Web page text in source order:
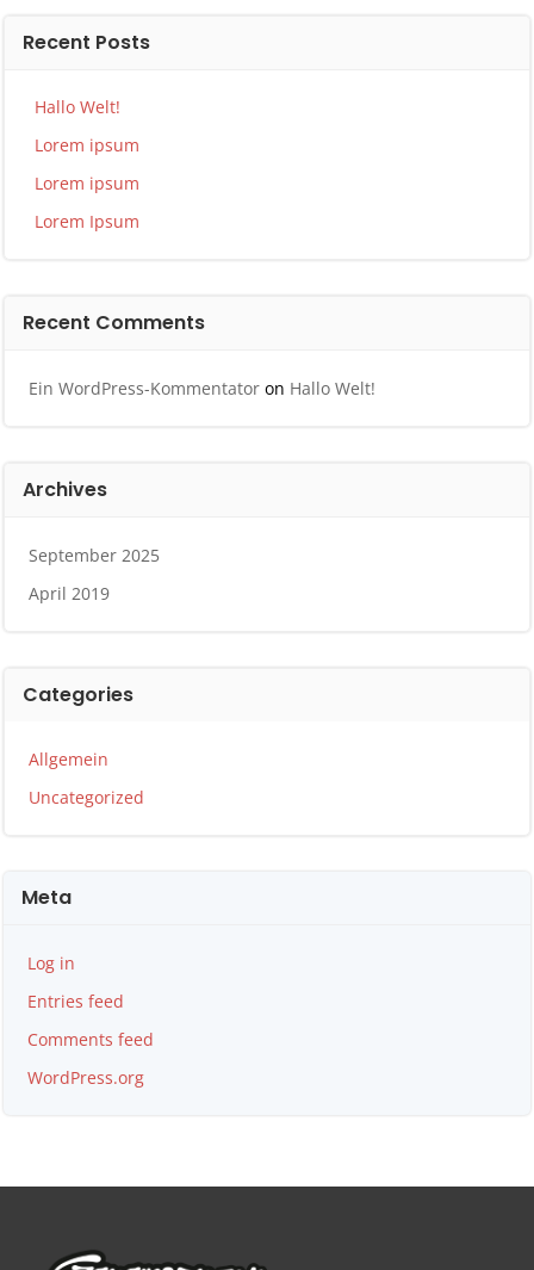
Recent Posts
Hallo Welt!
Lorem ipsum
Lorem ipsum
Lorem Ipsum
Recent Comments
Ein WordPress-Kommentator on Hallo Welt!
Archives
September 2025
April 2019
Categories
Allgemein
Uncategorized
Meta
Log in
Entries feed
Comments feed
WordPress.org